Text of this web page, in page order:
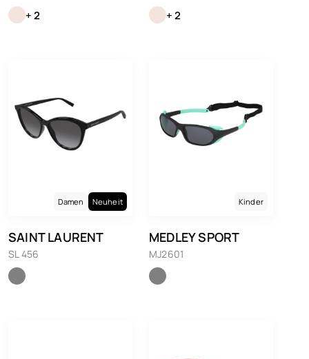
+ 2 + 2
Damen Neuheit
SAINT LAURENT
SL 456
Kinder
MEDLEY SPORT
MJ2601